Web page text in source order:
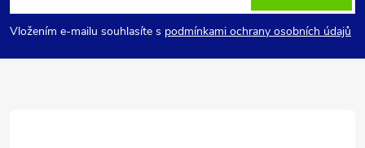
p
a
Vložením e-mailu souhlasíte s podmínkami ochrany osobních údajů